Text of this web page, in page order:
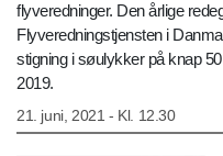
flyveredninger. Den årlige
Flyveredningstjensten i
stigning i søulykker på knap
2019.
21. juni, 2021 - Kl. 12.30